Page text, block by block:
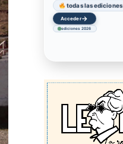
todas las ediciones
Acceder→
ediciones 2026